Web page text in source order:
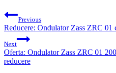
Post
navigation
Previous
Reducere: Ondulator Zass ZRC 01
Next
Oferta: Ondulator Zass ZRC 01
reducere